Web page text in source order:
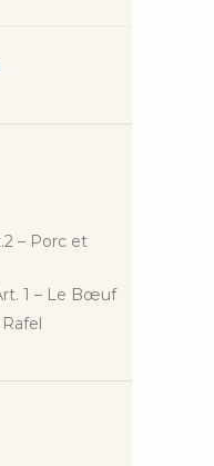
– Porc et
pour le grill? – Art. 1 – Le Bœuf